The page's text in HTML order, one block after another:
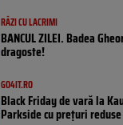
RÂZI CU LACRIMI
BANCUL ZILEI. Badea
dragoste!
GO4IT.RO
Black Friday de vară la
Parkside cu prețuri reduse